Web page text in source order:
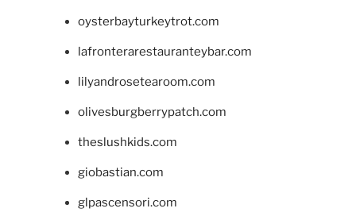
oysterbayturkeytrot.com
lafronterarestauranteybar.com
lilyandrosetearoom.com
olivesburgberrypatch.com
theslushkids.com
giobastian.com
glpascensori.com